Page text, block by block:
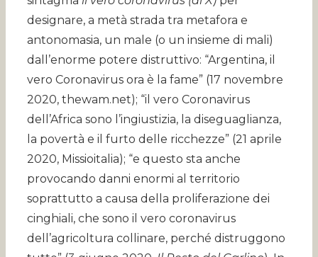
designare, a metà strada tra metafora e
antonomasia, un male (o un insieme di mali)
dall’enorme potere distruttivo: “Argentina, il
vero Coronavirus ora è la fame” (17 novembre
2020, thewam.net); “il vero Coronavirus
dell’Africa sono l’ingiustizia, la diseguaglianza,
la povertà e il furto delle ricchezze” (21 aprile
2020, Missioitalia); “e questo sta anche
provocando danni enormi al territorio
soprattutto a causa della proliferazione dei
cinghiali, che sono il vero coronavirus
dell’agricoltura collinare, perché distruggono